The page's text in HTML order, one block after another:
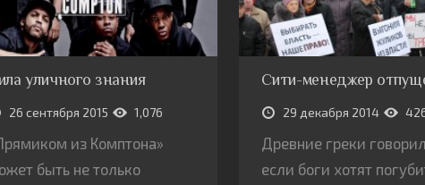
уличного знания
26 сентября 2015 1,076
из Комптона»
быть не только
Сити-менеджер
29 декабря 2014
Древние греки
если боги хотят